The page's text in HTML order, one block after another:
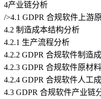
4产业链分析
/>4.1 GDPR 合规软件上游
4.2 制造成本结构分析
4.2.1 生产流程分析
4.2.2 GDPR 合规软件制造
4.2.3 GDPR 合规软件原材
4.2.4 GDPR 合规软件人工
4.3 GDPR 合规软件产业链